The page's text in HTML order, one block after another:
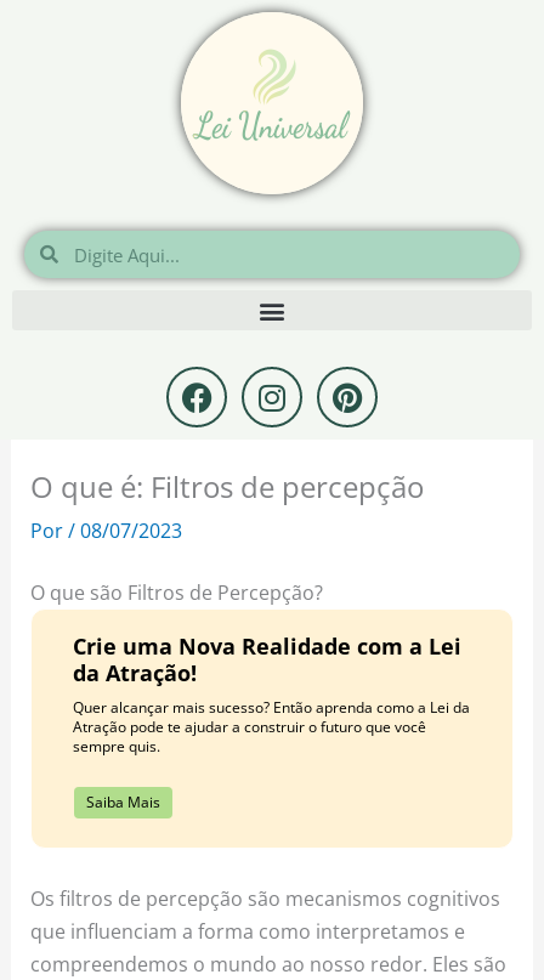
Pesquisar
Pesquisar
F
a
c
e
b
k
I
n
s
t
a
a
m
P
i
n
t
e
t
O que é: Filtros de percepção
Por/08/07/2023
O que são Filtros de Percepção?
Crie uma Nova Realidade com a Lei
da Atração!
Quer alcançar mais sucesso? Então aprenda como a Lei da
Atração pode te ajudar a construir o futuro que você
sempre quis.
Saiba Mais
Os filtros de percepção são mecanismos cognitivos
que influenciam a forma como interpretamos e
compreendemos o mundo ao nosso redor. Eles são